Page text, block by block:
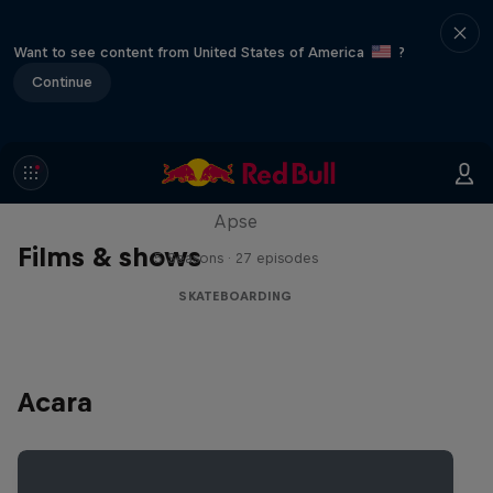
Want to see content from United States of America
?
Continue
Films & shows
Skate Tales
Apse
5 Seasons · 27 episodes
SKATEBOARDING
Acara